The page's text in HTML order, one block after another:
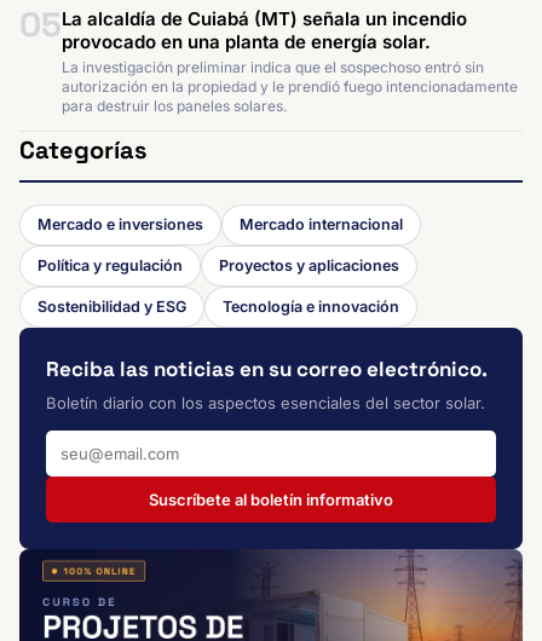
05La alcaldía de Cuiabá (MT) señala un incendio
provocado en una planta de energía solar.
La investigación preliminar indica que el sospechoso entró sin
autorización en la propiedad y le prendió fuego intencionadamente
para destruir los paneles solares.
Categorías
Mercado e inversiones Mercado internacional
Política y regulación Proyectos y aplicaciones
Sostenibilidad y ESG Tecnología e innovación
Reciba las noticias en su correo electrónico.
Boletín diario con los aspectos esenciales del sector solar.
Suscríbete al boletín informativo